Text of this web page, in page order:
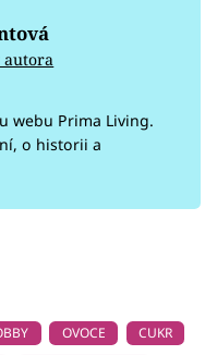
autora
webu Prima Living.
o historii a
OVOCE
CUKR